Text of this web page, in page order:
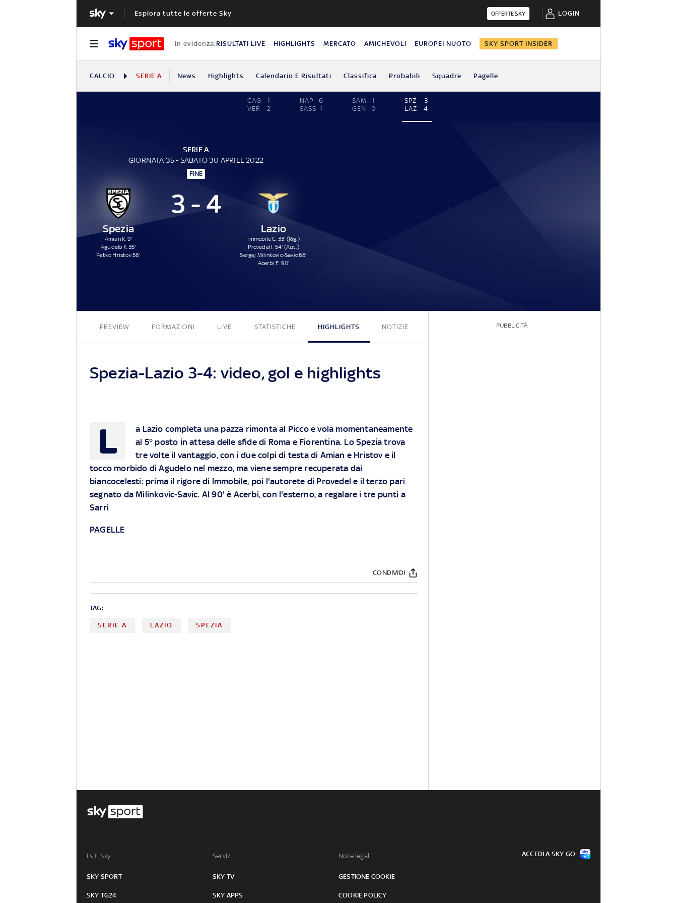
Esplora tutte le offerte Sky OFFERTE SKY LOGIN
In evidenza:RISULTATI LIVE HIGHLIGHTS MERCATO AMICHEVOLI EUROPEI NUOTO SKY SPORT INSIDER
CALCIO SERIE A News Highlights Calendario E Risultati Classifica Probabili Squadre Pagelle
CAG
1
VER
2
NAP
6
SASS 1
SAM
1
GEN
0
SPZ
3
LAZ
4
SERIE A
GIORNATA 35 - SABATO 30 APRILE 2022
FINE
Spezia
Amian K. 9'
Agudelo K. 35'
Petko Hristov 56'
3 - 4
Lazio
Immobile C. 33' (Rig.)
Provedel I. 54' (Aut.)
Sergej Milinkovic-Savic 68'
Acerbi F. 90'
PREVIEW FORMAZIONI LIVE STATISTICHE HIGHLIGHTS NOTIZIE
Spezia-Lazio 3-4: video, gol e highlights
L
a Lazio completa una pazza rimonta al Picco e vola momentaneamente
al 5° posto in attesa delle sfide di Roma e Fiorentina. Lo Spezia trova
tre volte il vantaggio, con i due colpi di testa di Amian e Hristov e il
tocco morbido di Agudelo nel mezzo, ma viene sempre recuperata dai
biancocelesti: prima il rigore di Immobile, poi l'autorete di Provedel e il terzo pari
segnato da Milinkovic-Savic. Al 90' è Acerbi, con l'esterno, a regalare i tre punti a
Sarri
PAGELLE
CONDIVIDI
TAG:
SERIE A LAZIO SPEZIA
PUBBLICITÀ
I siti Sky:
SKY SPORT
SKY TG24
Servizi:
SKY TV
SKY APPS
Note legali:
GESTIONE COOKIE
COOKIE POLICY
ACCEDI A SKY GO